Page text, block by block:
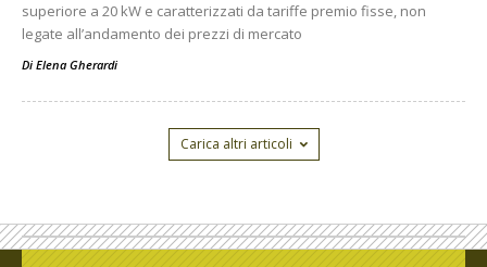
superiore a 20 kW e caratterizzati da tariffe premio fisse, non
legate all’andamento dei prezzi di mercato
Di Elena Gherardi
Carica altri articoli